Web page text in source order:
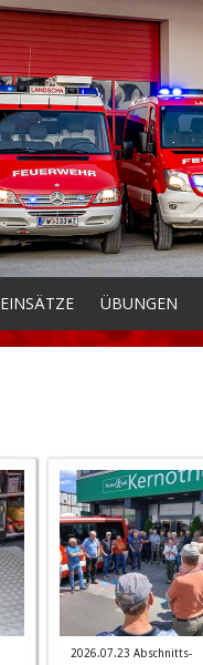
EINSÄTZE ÜBUNGEN
2026.07.23 Abschnitts-